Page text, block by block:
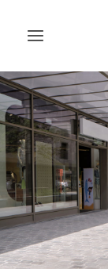
Afficher/